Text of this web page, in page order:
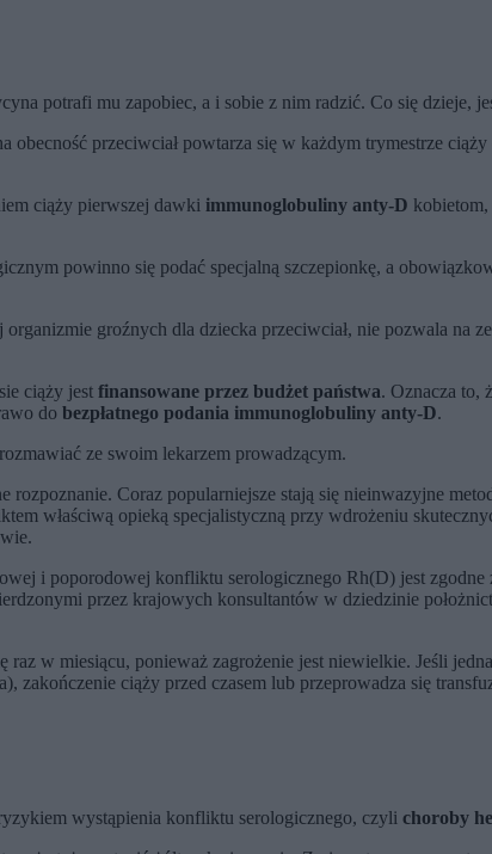
potrafi mu zapobiec, a i sobie z nim radzić. Co się dzieje,
obecność przeciwciał powtarza się w każdym trymestrze
ciąży pierwszej dawki immunoglobuliny anty-D
powinno się podać specjalną szczepionkę, a
groźnych dla dziecka przeciwciał, nie pozwala na
ciąży jest finansowane przez budżet państwa. Oznacza to,
do bezpłatnego podania immunoglobuliny anty-D.
ze swoim lekarzem prowadzącym.
Coraz popularniejsze stają się nieinwazyjne
właściwą opieką specjalistyczną przy wdrożeniu
i poporodowej konfliktu serologicznego Rh(D) jest zgodne
przez krajowych konsultantów w dziedzinie
raz w miesiącu, ponieważ zagrożenie jest niewielkie. Jeśli
zakończenie ciąży przed czasem lub przeprowadza się
wystąpienia konfliktu serologicznego, czyli choroby